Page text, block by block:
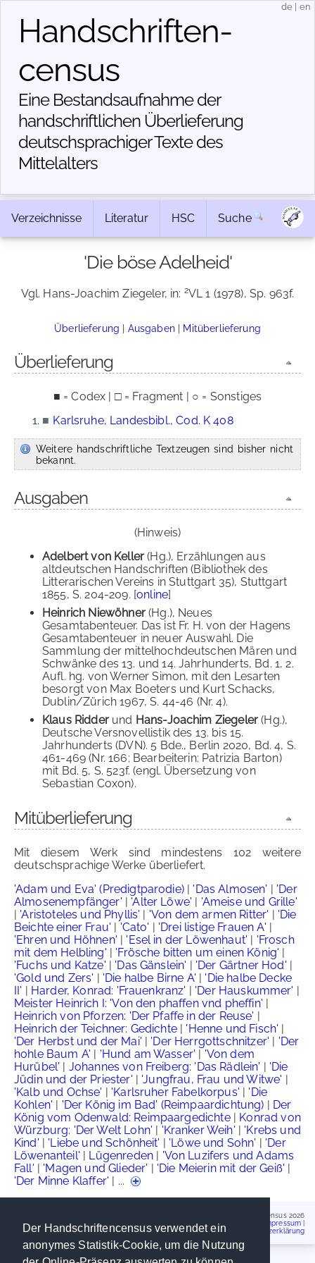
Der Handschriftencensus verwendet ein
anonymes Statistik-Cookie, um die Nutzung
Handschriften­
census
Eine Bestandsaufnahme der
handschriftlichen Über­lieferung
deutschsprachiger Texte des
Mittelalters
de en
Verzeichnisse Literatur HSC Suche
'Die böse Adelheid'
Vgl. Hans-Joachim Ziegeler, in: 2VL 1 (1978), Sp. 963f.
Überlieferung | Ausgaben| Mitüberlieferung
Überlieferung
■ = Codex | □ = Fragment | ○ = Sonstiges
■ Karlsruhe, Landesbibl., Cod. K 408
Weitere handschriftliche Textzeugen sind bisher nicht
bekannt.
Ausgaben
(Hinweis)
Adelbert von Keller(Hg.), Erzählungen aus
altdeutschen Handschriften (Bibliothek des
Litterarischen Vereins in Stuttgart 35), Stuttgart
1855, S. 204-209. [online]
Heinrich Niewöhner(Hg.), Neues
Gesamtabenteuer. Das ist Fr. H. von der Hagens
Gesamtabenteuer in neuer Auswahl. Die
Sammlung der mittelhochdeutschen Mären und
Schwänke des 13. und 14. Jahrhunderts, Bd. 1, 2.
Aufl. hg. von Werner Simon, mit den Lesarten
besorgt von Max Boeters und Kurt Schacks,
Dublin/Zürich 1967, S. 44-46 (Nr. 4).
Klaus Ridderund Hans-Joachim Ziegeler(Hg.),
Deutsche Versnovellistik des 13. bis 15.
Jahrhunderts (DVN). 5 Bde., Berlin 2020, Bd. 4, S.
461-469 (Nr. 166; Bearbeiterin: Patrizia Barton)
mit Bd. 5, S. 523f. (engl. Übersetzung von
Sebastian Coxon).
Mitüberlieferung
Mit diesem Werk sind mindestens 102 weitere
deutschsprachige Werke überliefert.
'Adam und Eva' (Predigtparodie)| 'Das Almosen' | 'Der
Almosenempfänger' | 'Alter Löwe' | 'Ameise und Grille'
| 'Aristoteles und Phyllis' | 'Von dem armen Ritter' | 'Die
Beichte einer Frau' | 'Cato' | 'Drei listige Frauen A' |
'Ehren und Höhnen' | 'Esel in der Löwenhaut' | 'Frosch
mit dem Helbling' | 'Frösche bitten um einen König' |
'Fuchs und Katze' | 'Das Gänslein' | 'Der Gärtner Hod' |
'Gold und Zers' | 'Die halbe Birne A' | 'Die halbe Decke
II' | Harder, Konrad: 'Frauenkranz' | 'Der Hauskummer' |
Meister Heinrich I: 'Von den phaffen vnd pheffin' |
Heinrich von Pforzen: 'Der Pfaffe in der Reuse' |
Heinrich der Teichner: Gedichte| 'Henne und Fisch' |
'Der Herbst und der Mai' | 'Der Herrgottschnitzer' | 'Der
hohle Baum A' | 'Hund am Wasser' | 'Von dem
Hurübel' | Johannes von Freiberg: 'Das Rädlein' | 'Die
Jüdin und der Priester' | 'Jungfrau, Frau und Witwe' |
'Kalb und Ochse' | 'Karlsruher Fabelkorpus' | 'Die
Kohlen' | 'Der König im Bad' (Reimpaardichtung) | Der
König vom Odenwald: Reimpaargedichte| Konrad von
Würzburg: 'Der Welt Lohn' | 'Kranker Weih' | 'Krebs und
Kind' | 'Liebe und Schönheit' | 'Löwe und Sohn' | 'Der
Löwenanteil' | Lügenreden | 'Von Luzifers und Adams
Fall' | 'Magen und Glieder' | 'Die Meierin mit der Geiß' |
'Der Minne Klaffer' | ...
Handschriftencensus 2026
Impressum
Datenschutzerklärung